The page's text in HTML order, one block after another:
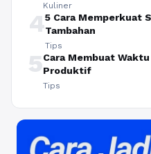
Kuliner
45 Cara Memperkuat
Tambahan
Tips
5Cara Membuat
Produktif
Tips